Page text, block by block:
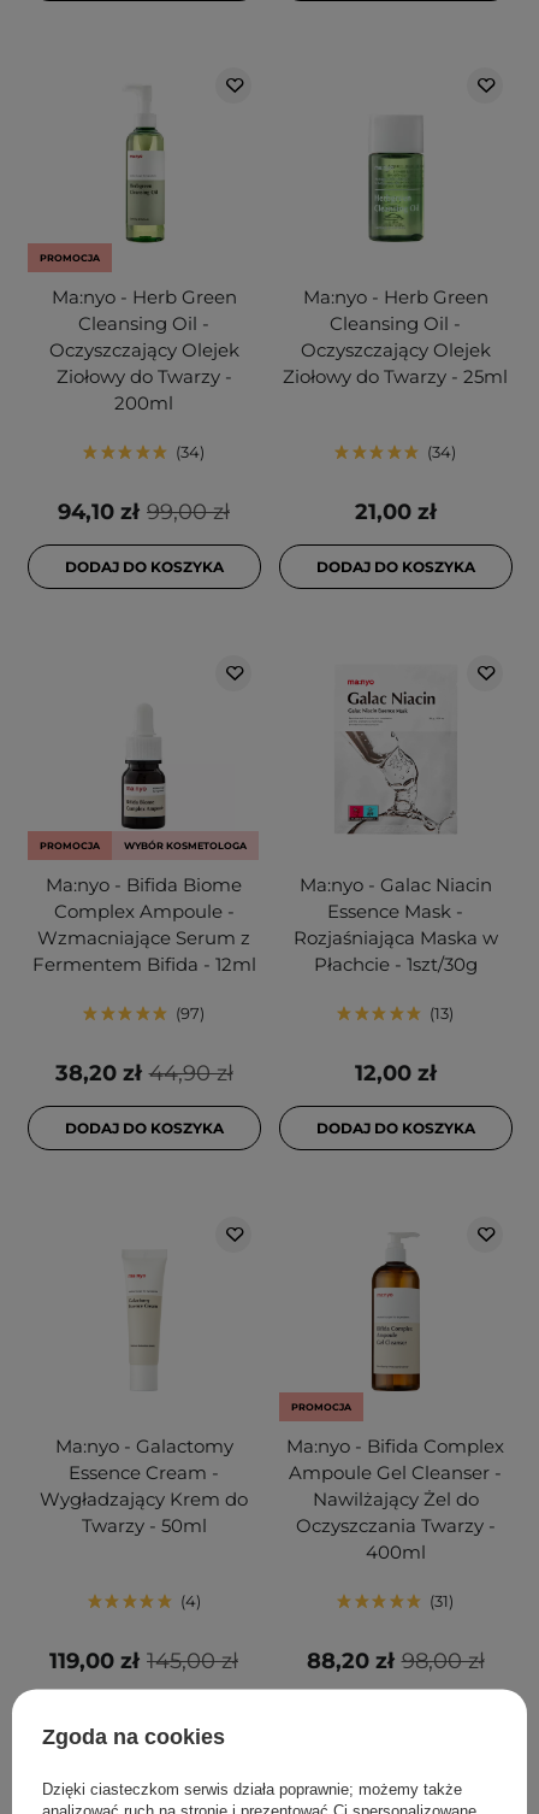
PROMOCJA
Ma:nyo - Herb Green
Cleansing Oil -
Oczyszczający Olejek
Ziołowy do Twarzy -
200ml
34
99,00 zł
94,10 zł
DODAJ DO KOSZYKA
Ma:nyo - Herb Green
Cleansing Oil -
Oczyszczający Olejek
Ziołowy do Twarzy - 25ml
34
21,00 zł
DODAJ DO KOSZYKA
PROMOCJA WYBÓR KOSMETOLOGA
Ma:nyo - Bifida Biome
Complex Ampoule -
Wzmacniające Serum z
Fermentem Bifida - 12ml
97
44,90 zł
38,20 zł
DODAJ DO KOSZYKA
Ma:nyo - Galac Niacin
Essence Mask -
Rozjaśniająca Maska w
Płachcie - 1szt/30g
13
12,00 zł
DODAJ DO KOSZYKA
Ma:nyo - Galactomy
Essence Cream -
Wygładzający Krem do
Twarzy - 50ml
4
145,00 zł
119,00 zł
PROMOCJA
Ma:nyo - Bifida Complex
Ampoule Gel Cleanser -
Nawilżający Żel do
Oczyszczania Twarzy -
400ml
31
98,00 zł
88,20 zł
Zgoda na cookies
Dzięki ciasteczkom serwis działa poprawnie; możemy także
analizować ruch na stronie i prezentować Ci spersonalizowane